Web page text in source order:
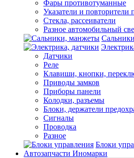
Фары противотуманные
Указатели и повторители
Стекла, рассеиватели
Разное автомобильный
Датчики
Реле
Клавиши, кнопки,
Приводы замков
Приборы панели
Колодки, разъемы
Блоки, держатели
Сигналы
Проводка
Разное
Блоки
Автозапчасти Иномарки